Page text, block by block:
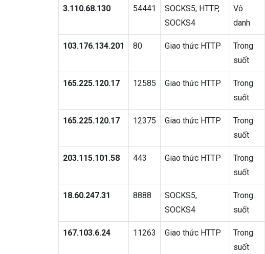
3.110.68.130 54441
SOCKS5, HTTP,
SOCKS4
Vô
danh
103.176.134.201 80 Giao thức HTTP
Trong
suốt
165.225.120.17 12585 Giao thức HTTP
Trong
suốt
165.225.120.17 12375 Giao thức HTTP
Trong
suốt
203.115.101.58 443 Giao thức HTTP
Trong
suốt
18.60.247.31 8888
SOCKS5,
SOCKS4
Trong
suốt
167.103.6.24 11263 Giao thức HTTP
Trong
suốt